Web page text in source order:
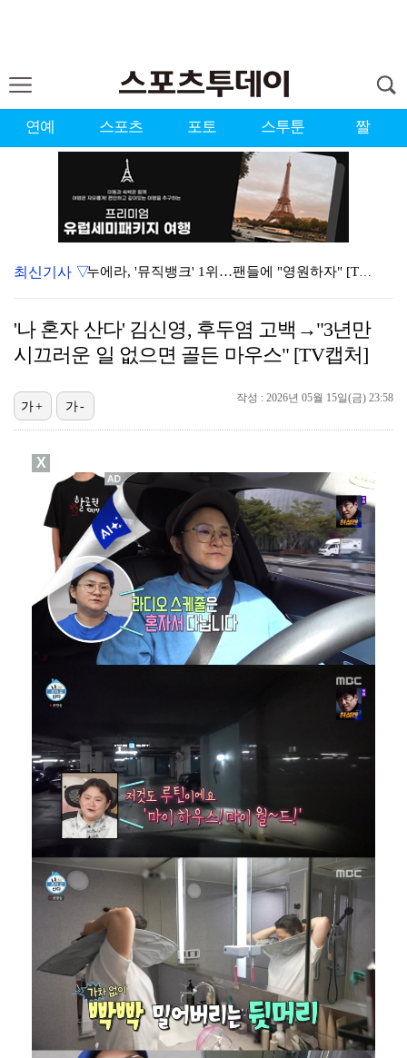
연예 스포츠 포토 스투툰 짤
누에라, '뮤직뱅크' 1위…팬들에 "영원하자" [TV캡…
서장훈 감독 "내 능력 부족" 자책하게 만든 펜타곤과의…
진세연, 전속계약 종료…FA 시장 나왔다 [공식]
강채연, 제주삼다수 2R 깜짝 선두 도약…박민지 공동 …
정해인X강하늘X이청아X유재명X김선영 뭉쳤다…'아가미',…
[ST포토] 정지효, 반가운 손인사
MJ, 운명의 상대 찾아 솔로 하우스行…색다른 콘셉트
최신기사 ▽
'나 혼자 산다' 김신영, 후두염 고백→"3년만
시끄러운 일 없으면 골든 마우스" [TV캡처]
작성 : 2026년 05월 15일(금) 23:58
가+ 가-
X